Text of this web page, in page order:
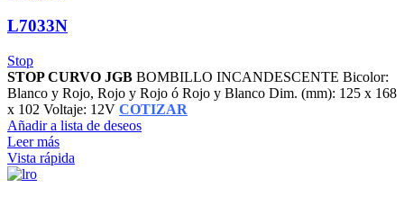
L7033N
Stop
STOP CURVO JGB BOMBILLO INCANDESCENTE Bicolor:
Blanco y Rojo, Rojo y Rojo ó Rojo y Blanco Dim. (mm): 125 x 168
x 102 Voltaje: 12V COTIZAR
Añadir a lista de deseos
Leer más
Vista rápida